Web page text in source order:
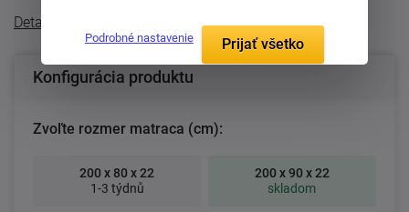
Detailný popis
Konfigurácia produktu
Zvoľte rozmer matraca (cm):
200 x 80 x 22
1-3 týdnů
200 x 90 x 22
skladom
Podrobné nastavenie Prijať všetko